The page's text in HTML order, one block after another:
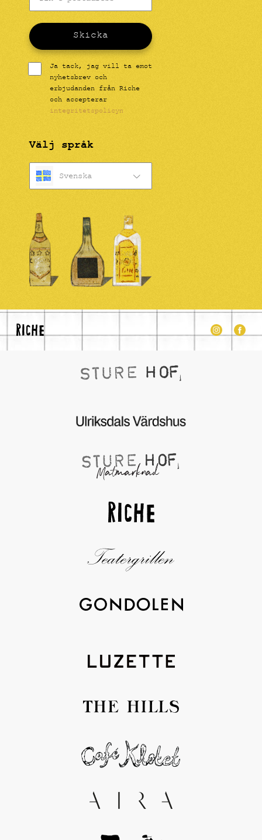
Skicka
Ja tack, jag vill ta emot
nyhetsbrev och
erbjudanden från Riche
och accepterar
integritetspolicyn
Välj språk
Svenska